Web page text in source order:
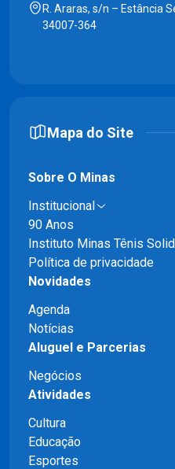
R. Araras, s/n – Estância
34007-364
Mapa do Site
Sobre O Minas
Institucional
90 Anos
Instituto Minas Tênis
Política de privacidade
Novidades
Agenda
Notícias
Aluguel e Parcerias
Negócios
Atividades
Cultura
Educação
Esportes